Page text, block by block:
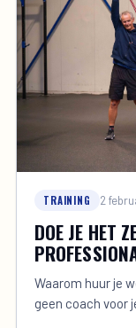
TRAINING 2
DOE JE HET
Waarom huur je
geen coach voor